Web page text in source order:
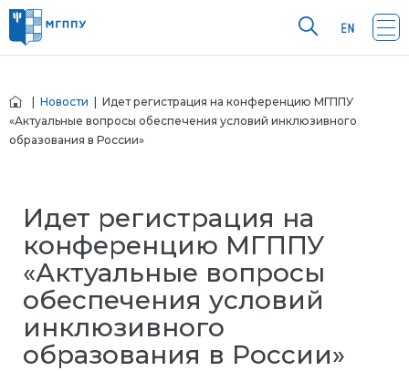
Новости | Идет регистрация на конференцию МГППУ
«Актуальные вопросы обеспечения условий инклюзивного
образования в России»
Идет регистрация на
конференцию МГППУ
«Актуальные вопросы
обеспечения условий
инклюзивного
образования в России»